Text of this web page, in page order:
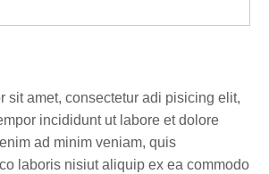
sit amet, consectetur adi pisicing elit,
incididunt ut labore et dolore
ad minim veniam, quis
laboris nisiut aliquip ex ea commodo